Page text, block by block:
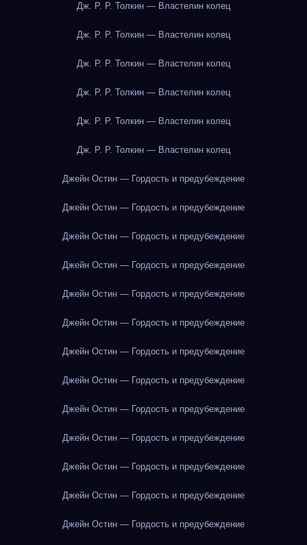
Дж. Р. Р. Толкин — Властелин колец
Дж. Р. Р. Толкин — Властелин колец
Дж. Р. Р. Толкин — Властелин колец
Дж. Р. Р. Толкин — Властелин колец
Дж. Р. Р. Толкин — Властелин колец
Дж. Р. Р. Толкин — Властелин колец
Джейн Остин — Гордость и предубеждение
Джейн Остин — Гордость и предубеждение
Джейн Остин — Гордость и предубеждение
Джейн Остин — Гордость и предубеждение
Джейн Остин — Гордость и предубеждение
Джейн Остин — Гордость и предубеждение
Джейн Остин — Гордость и предубеждение
Джейн Остин — Гордость и предубеждение
Джейн Остин — Гордость и предубеждение
Джейн Остин — Гордость и предубеждение
Джейн Остин — Гордость и предубеждение
Джейн Остин — Гордость и предубеждение
Джейн Остин — Гордость и предубеждение